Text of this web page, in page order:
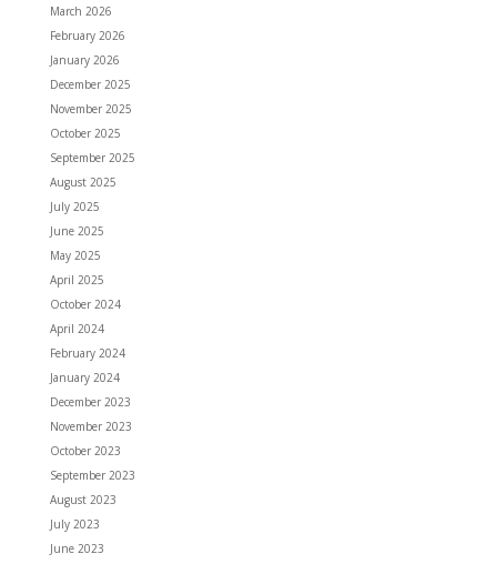
March 2026
February 2026
January 2026
December 2025
November 2025
October 2025
September 2025
August 2025
July 2025
June 2025
May 2025
April 2025
October 2024
April 2024
February 2024
January 2024
December 2023
November 2023
October 2023
September 2023
August 2023
July 2023
June 2023